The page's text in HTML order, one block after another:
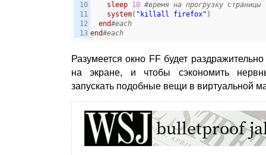
10
11
12
sleep 10
system( "killall firefox" )
end
end#each
Разумеется окно FF будет
на экране, и чтобы сэкономить
запускать подобные вещи в виртуальной